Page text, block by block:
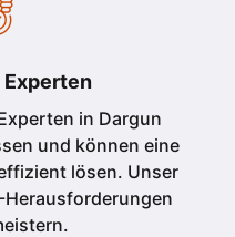
in Dargun
und können eine
lösen. Unser